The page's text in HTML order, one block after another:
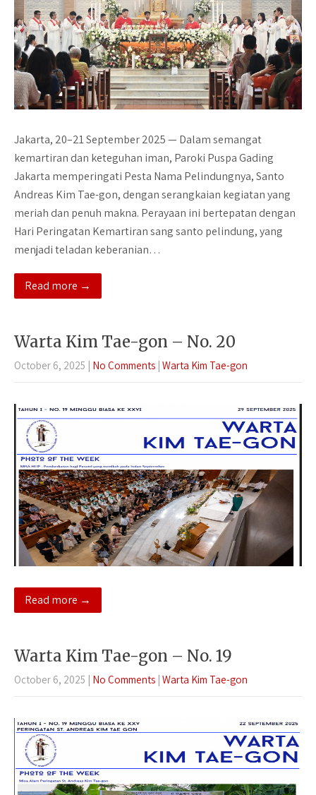
Jakarta, 20–21 September 2025 — Dalam semangat
kemartiran dan keteguhan iman, Paroki Puspa Gading
Jakarta memperingati Pesta Nama Pelindungnya, Santo
Andreas Kim Tae-gon, dengan serangkaian kegiatan yang
meriah dan penuh makna. Perayaan ini bertepatan dengan
Hari Peringatan Kemartiran sang santo pelindung, yang
menjadi teladan keberanian…
Read more →
Warta Kim Tae-gon – No. 20
October 6, 2025 | No Comments | Warta Kim Tae-gon
Read more →
Warta Kim Tae-gon – No. 19
October 6, 2025 | No Comments | Warta Kim Tae-gon